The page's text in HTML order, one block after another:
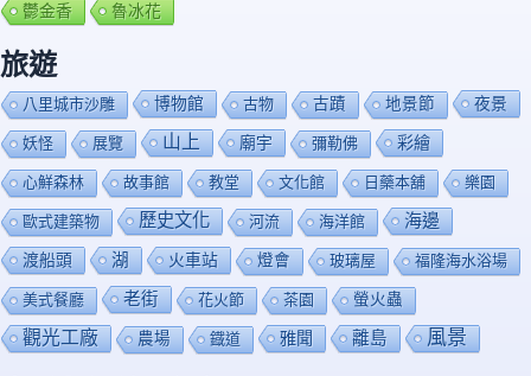
鬱金香 魯冰花
旅遊
八里城市沙雕 博物館 古物 古蹟 地景節 夜景
妖怪 展覽 山上 廟宇 彌勒佛 彩繪
心鮮森林 故事館 教堂 文化館 日藥本舖 樂園
歐式建築物 歷史文化 河流 海洋館 海邊
渡船頭 湖 火車站 燈會 玻璃屋 福隆海水浴場
美式餐廳 老街 花火節 茶園 螢火蟲
觀光工廠 農場 鐡道 雅聞 離島 風景